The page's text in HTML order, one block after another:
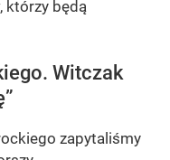
którzy będą
Witczak
zapytaliśmy